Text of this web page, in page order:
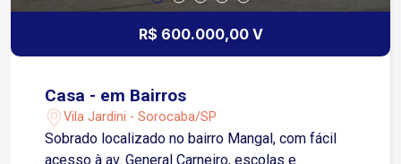
R$ 600.000,00 V
Casa - em Bairros
Vila Jardini - Sorocaba/SP
Sobrado localizado no bairro Mangal, com fácil
acesso à av. General Carneiro, escolas e